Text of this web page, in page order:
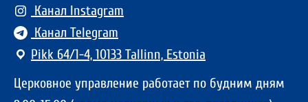
Канал Instagram
Канал Telegram
Pikk 64/1-4, 10133 Tallinn, Estonia
Церковное управление работает по будним дням